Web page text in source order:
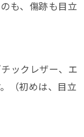
も、傷跡も目立
ックレザー、エ
（初めは、目立